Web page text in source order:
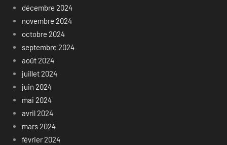
décembre 2024
novembre 2024
octobre 2024
septembre 2024
août 2024
juillet 2024
juin 2024
mai 2024
avril 2024
mars 2024
février 2024